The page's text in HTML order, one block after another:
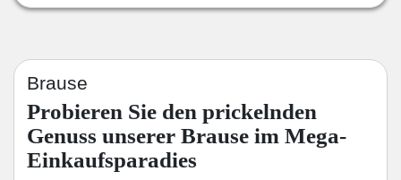
Brause
Probieren Sie den prickelnden
Genuss unserer Brause im Mega-
Einkaufsparadies